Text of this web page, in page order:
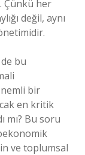
Çünkü her
değil, aynı
bu
bir
en kritik
mı? Bu soru
ve toplumsal